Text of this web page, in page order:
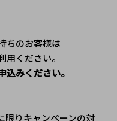
ちのお客様は
ください。
込みください。
限りキャンペーンの対